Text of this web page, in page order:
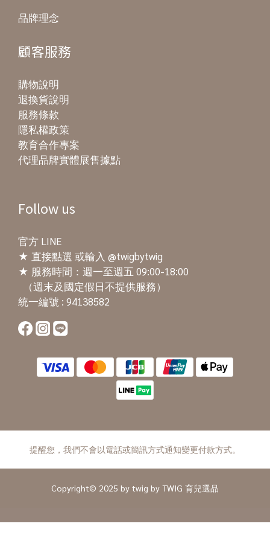
品牌理念
顧客服務
購物說明
退換貨說明
服務條款
隱私權政策
教育合作專案
代理品牌實體展售據點
Follow us
官方 LINE
★ 直接點選 或輸入 @twigbytwig
★ 服務時間：週一至週五 09:00-18:00
（週末及國定假日不提供服務）
統一編號 : 94138582
提醒您，我們不會以電話或簡訊方式通知變更付款方式。
Copyright© 2025 by twig by TWIG 育兒選品